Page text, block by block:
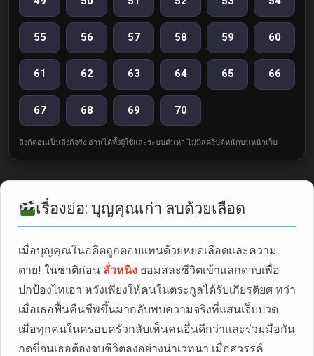
55 56 57 58 59 60
61 62 63 64 65 66
67 68 69 70
ลิงก์ตอนเป็นลิงก์จริง อ่านได้ทั้งผู้ใช้และระบบค้นหา ไม่มีสคริปต์หนักบนหน้าเว็บ
เรื่องย่อ: บุญคุณเก่า ลบด้วยเลือด
เมื่อบุญคุณในอดีตถูกตอบแทนด้วยหยดเลือดและความ
ตาย! ในชาติก่อน ลั่วหนิง ยอมสละชีวิตเข้าแลกดาบเพื่อ
ปกป้องไทเฮา หวังเพียงให้คนในตระกูลได้รับเกียรติยศ ทว่า
เมื่อเธอฟื้นคืนชีพขึ้นมากลับพบความจริงที่แสนเจ็บปวด
เมื่อทุกคนในครอบครัวกลับเห็นคนอื่นดีกว่าและร่วมมือกัน
กดขี่จนเธอต้องจบชีวิตลงอย่างน่าเวทนา เมื่อสวรรค์